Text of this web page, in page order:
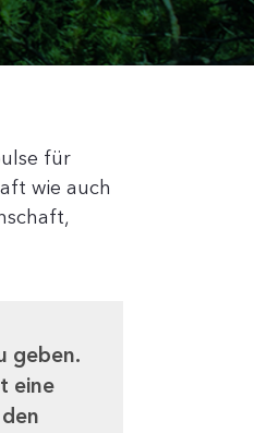
für
wie auch
geben.
eine